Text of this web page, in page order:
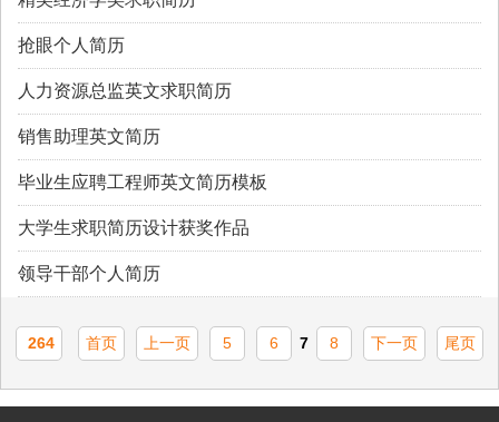
抢眼个人简历
人力资源总监英文求职简历
销售助理英文简历
毕业生应聘工程师英文简历模板
大学生求职简历设计获奖作品
领导干部个人简历
264 首页 上一页 5 6 7 8 下一页 尾页